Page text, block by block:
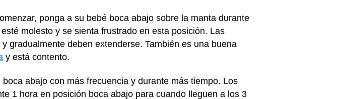
ponga a su bebé boca abajo sobre la manta durante
molesto y se sienta frustrado en esta posición. Las
gradualmente deben extenderse. También es una buena
y está contento.
abajo con más frecuencia y durante más tiempo. Los
1 hora en posición boca abajo para cuando lleguen a los 3